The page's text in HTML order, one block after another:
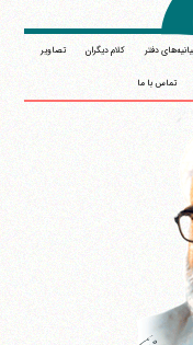
دفتر کلام دیگران تصاویر
تماس با ما